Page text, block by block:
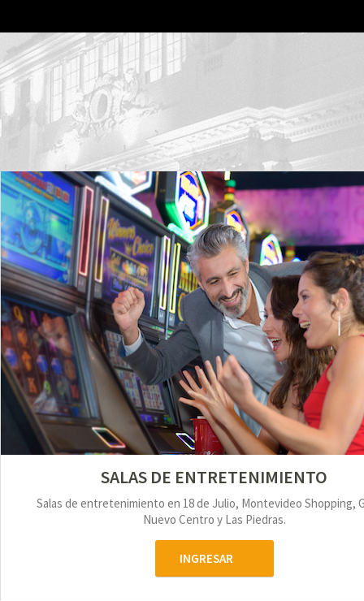
SALAS DE ENTRETENIMIENTO
Salas de entretenimiento en 18 de Julio, Montevideo Shopping,
Nuevo Centro y Las Piedras.
INGRESAR